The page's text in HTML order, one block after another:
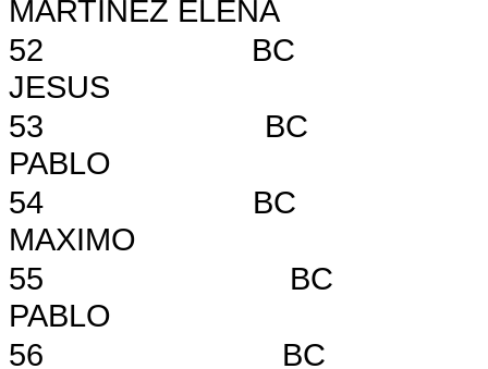
MARTINEZ ELENA
52 BC
JESUS
53 BC
PABLO
54 BC
MAXIMO
55 BC
PABLO
56 BC